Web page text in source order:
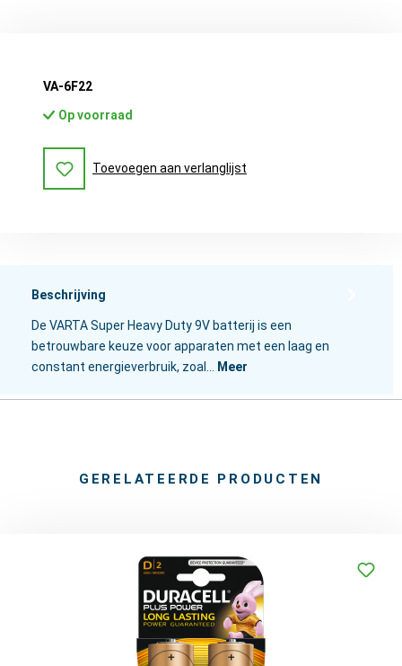
VA-6F22
Op voorraad
Toevoegen aan verlanglijst
Beschrijving
De VARTA Super Heavy Duty 9V batterij is een
betrouwbare keuze voor apparaten met een laag en
constant energieverbruik, zoal…
Meer
GERELATEERDE PRODUCTEN